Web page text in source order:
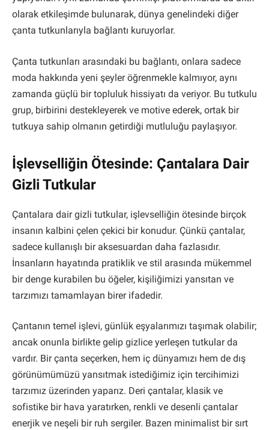
olarak etkileşimde bulunarak, dünya genelindeki diğer
çanta tutkunlarıyla bağlantı kuruyorlar.
Çanta tutkunları arasındaki bu bağlantı, onlara sadece
moda hakkında yeni şeyler öğrenmekle kalmıyor, aynı
zamanda güçlü bir topluluk hissiyatı da veriyor. Bu tutkulu
grup, birbirini destekleyerek ve motive ederek, ortak bir
tutkuya sahip olmanın getirdiği mutluluğu paylaşıyor.
İşlevselliğin Ötesinde: Çantalara Dair
Gizli Tutkular
Çantalara dair gizli tutkular, işlevselliğin ötesinde birçok
insanın kalbini çelen çekici bir konudur. Çünkü çantalar,
sadece kullanışlı bir aksesuardan daha fazlasıdır.
İnsanların hayatında pratiklik ve stil arasında mükemmel
bir denge kurabilen bu öğeler, kişiliğimizi yansıtan ve
tarzımızı tamamlayan birer ifadedir.
Çantanın temel işlevi, günlük eşyalarımızı taşımak olabilir;
ancak onunla birlikte gelip gizlice yerleşen tutkular da
vardır. Bir çanta seçerken, hem iç dünyamızı hem de dış
görünümümüzü yansıtmak istediğimiz için tercihimizi
tarzımız üzerinden yaparız. Deri çantalar, klasik ve
sofistike bir hava yaratırken, renkli ve desenli çantalar
enerjik ve neşeli bir ruh sergiler. Bazen minimalist bir sırt